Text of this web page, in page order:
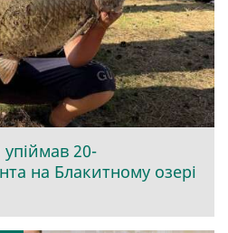
20-
на Блакитному озері